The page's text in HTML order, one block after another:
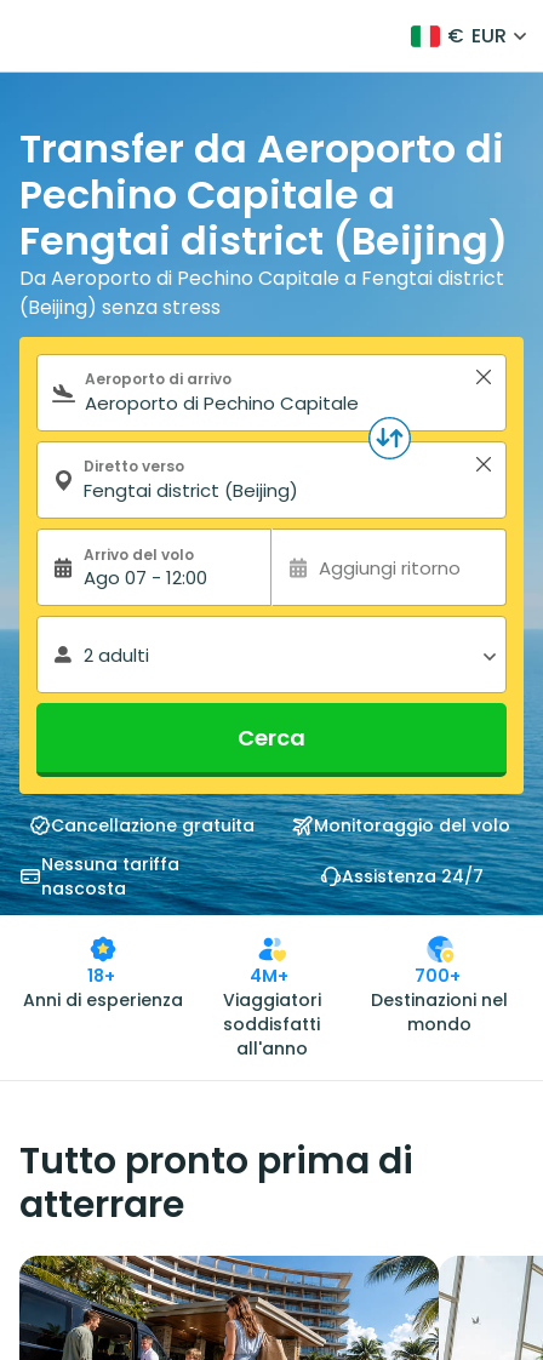
€ EUR
Transfer da Aeroporto di
Pechino Capitale a
Fengtai district (Beijing)
Da Aeroporto di Pechino Capitale a Fengtai district
(Beijing) senza stress
Modulo di ricerca
Aeroporto di arrivo
Diretto verso
Arrivo del volo
Ago 07 - 12:00 Aggiungi ritorno
2 adulti
Cerca
Cancellazione gratuita
Monitoraggio del volo
Nessuna tariffa
nascosta
Assistenza 24/7
18+
Anni di esperienza
4M+
Viaggiatori
soddisfatti
all'anno
700+
Destinazioni nel
mondo
Tutto pronto prima di
atterrare